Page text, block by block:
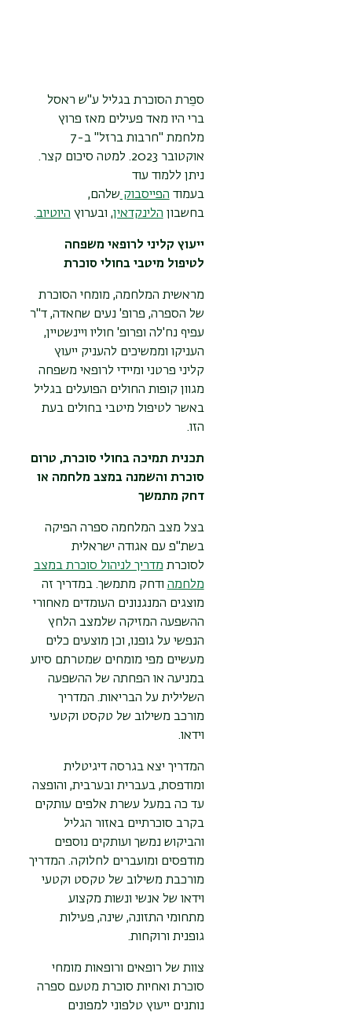
ספֵרת הסוכרת בגליל ע"ש ראסל
ברי היו מאד פעילים מאז פרוץ
מלחמת "חרבות ברזל" ב-7
אוקטובר 2023. למטה סיכום קצר.
ניתן ללמוד עוד
בעמוד הפייסבוק שלהם,
בחשבון הלינקדאין, ובערוץ היוטיוב.
ייעוץ קליני לרופאי משפחה
לטיפול מיטבי בחולי סוכרת
מראשית המלחמה, מומחי הסוכרת
של הספרה, פרופ' נעים שחאדה, ד"ר
עפיף נח'לה ופרופ' חוליו ויינשטיין,
העניקו וממשיכים להעניק ייעוץ
קליני פרטני ומיידי לרופאי משפחה
מגוון קופות החולים הפועלים בגליל
באשר לטיפול מיטבי בחולים בעת
הזו.
תכנית תמיכה בחולי סוכרת, טרום
סוכרת והשמנה במצב מלחמה או
דחק מתמשך
בצל מצב המלחמה ספרה הפיקה
בשת"פ עם אגודה ישראלית
לסוכרת מדריך לניהול סוכרת במצב
מלחמה ודחק מתמשך. במדריך זה
מוצגים המנגנונים העומדים מאחורי
ההשפעה המזיקה שלמצב הלחץ
הנפשי על גופנו, וכן מוצעים כלים
מעשיים מפי מומחים שמטרתם סיוע
במניעה או הפחתה של ההשפעה
השלילית על הבריאות. המדריך
מורכב משילוב של טקסט וקטעי
וידאו.
המדריך יצא בגרסה דיגיטלית
ומודפסת, בעברית ובערבית, והופצה
עד כה במעל עשרת אלפים עותקים
בקרב סוכרתיים באזור הגליל
והביקוש נמשך ועותקים נוספים
מודפסים ומועברים לחלוקה. המדריך
מורכבת משילוב של טקסט וקטעי
וידאו של אנשי ונשות מקצוע
מתחומי התזונה, שינה, פעילות
גופנית ורוקחות.
צוות של רופאים ורופאות מומחי
סוכרת ואחיות סוכרת מטעם ספרה
נותנים ייעוץ טלפוני למפונים